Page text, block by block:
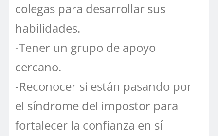
colegas para desarrollar sus
habilidades.
-Tener un grupo de apoyo
cercano.
-Reconocer si están pasando por
el síndrome del impostor para
fortalecer la confianza en sí